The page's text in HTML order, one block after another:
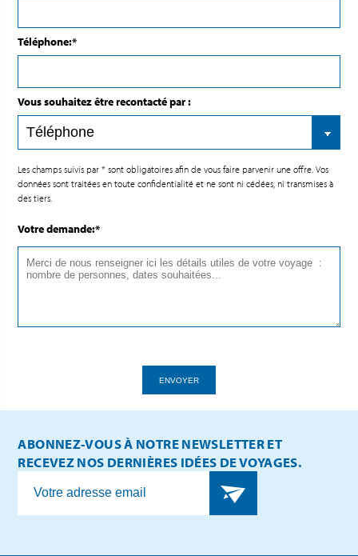
Téléphone:*
Vous souhaitez être recontacté par :
Les champs suivis par * sont obligatoires afin de vous faire parvenir une offre. Vos
données sont traitées en toute confidentialité et ne sont ni cédées, ni transmises à
des tiers.
Votre demande:*
ENVOYER
ABONNEZ-VOUS À NOTRE NEWSLETTER ET
RECEVEZ NOS DERNIÈRES IDÉES DE VOYAGES.